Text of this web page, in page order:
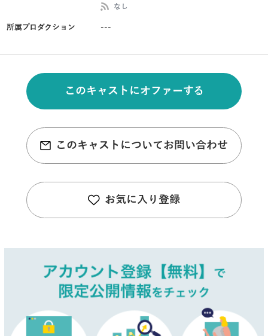
なし
所属プロダクション ---
このキャストにオファーする
このキャストについてお問い合わせ
お気に入り登録